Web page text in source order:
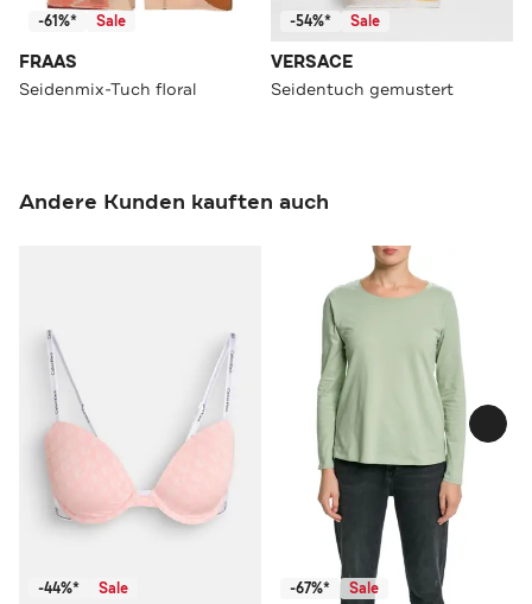
-61%* Sale
FRAAS
Seidenmix-Tuch floral
-54%* Sale
VERSACE
Seidentuch gemustert
Andere Kunden kauften auch
-44%* Sale -67%* Sale